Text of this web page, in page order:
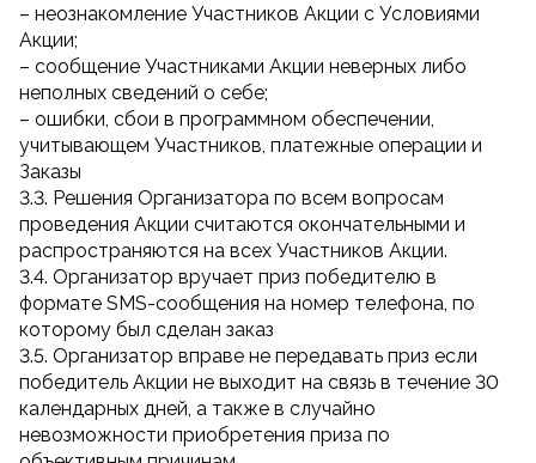
– неознакомление Участников Акции с Условиями
Акции;
– сообщение Участниками Акции неверных либо
неполных сведений о себе;
– ошибки, сбои в программном обеспечении,
учитывающем Участников, платежные операции и
Заказы
3.3. Решения Организатора по всем вопросам
проведения Акции считаются окончательными и
распространяются на всех Участников Акции.
3.4. Организатор вручает приз победителю в
формате SMS-сообщения на номер телефона, по
которому был сделан заказ
3.5. Организатор вправе не передавать приз если
победитель Акции не выходит на связь в течение 30
календарных дней, а также в случайно
невозможности приобретения приза по